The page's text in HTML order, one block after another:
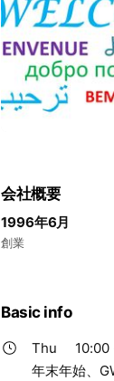
会社概要
1996年6月
創業
Basic info
Thu
10:00
年末年始、